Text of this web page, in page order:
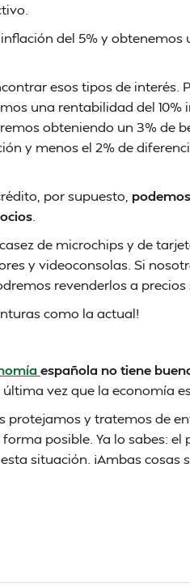
del 5% y obtenemos
esos tipos de interés.
una rentabilidad del
obteniendo un 3% de
y menos el 2% de
por supuesto,
de microchips y de
y videoconsolas. Si
revenderlos a precios
como la actual!
española no tiene
vez que la economía
protejamos y tratemos de
posible. Ya lo sabes: el
situación. ¡Ambas cosas